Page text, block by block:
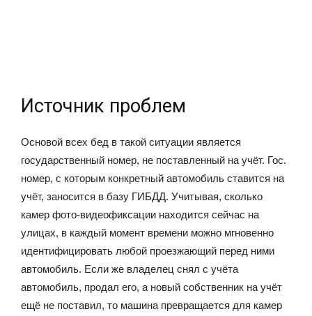
Источник проблем
Основой всех бед в такой ситуации является
государственный номер, не поставленный на учёт. Гос.
номер, с которым конкретный автомобиль ставится на
учёт, заносится в базу ГИБДД. Учитывая, сколько
камер фото-видеофиксации находится сейчас на
улицах, в каждый момент времени можно мгновенно
идентифицировать любой проезжающий перед ними
автомобиль. Если же владелец снял с учёта
автомобиль, продал его, а новый собственник на учёт
ещё не поставил, то машина превращается для камер